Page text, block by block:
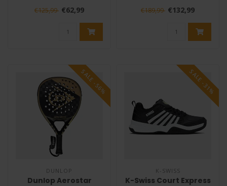
spelers die op zoek zij..
€125,99 €62,99
gemaakt voor padelspelers
die hard..
€189,99 €132,99
SALE -56%
DUNLOP
Dunlop Aerostar
SALE -31%
K-SWISS
K-Swiss Court Express